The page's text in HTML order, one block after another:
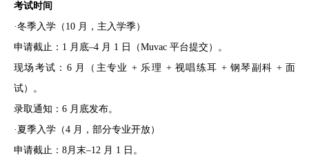
考试时间
·冬季入学（10 月，主入学季）
申请截止：1 月底–4 月 1 日（Muvac 平台提交）。
现场考试：6 月（主专业 + 乐理 + 视唱练耳 + 钢琴副科 + 面
试）。
录取通知：6 月底发布。
·夏季入学（4 月，部分专业开放）
申请截止：8月末–12 月 1 日。